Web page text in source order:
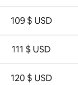
109 $ USD
111 $ USD
120 $ USD